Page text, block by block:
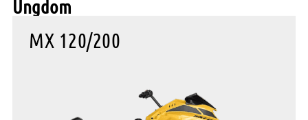
Ungdom
MX 120/200